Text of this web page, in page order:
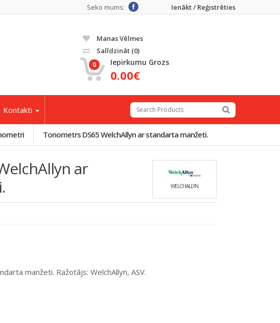
Ienākt / Reģistrēties
Seko mums:
Manas Vēlmes
Salīdzināt (0)
0 Iepirkumu Grozs
0.00€
Kontakti
Tonometrs DS65 WelchAllyn ar standarta manžeti.
ar
WELCHALLYN
manžeti. Ražotājs: WelchAllyn, ASV.